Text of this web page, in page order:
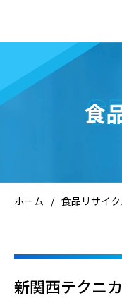
ホーム
企業向けサービス
食
ホーム / 食品リサイ
新関西テクニ